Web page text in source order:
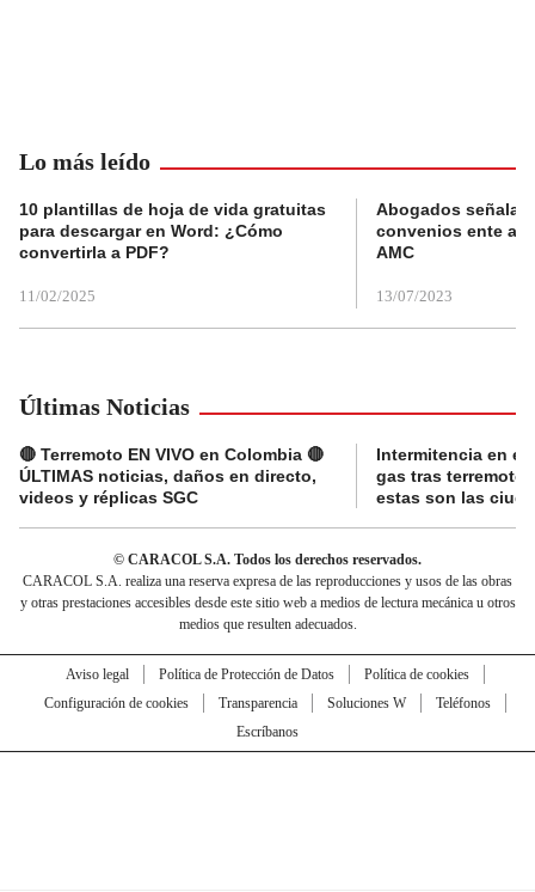
Lo más leído
10 plantillas de hoja de vida gratuitas
para descargar en Word: ¿Cómo
convertirla a PDF?
11/02/2025
Abogados
convenios ente
AMC
13/07/2023
Últimas Noticias
🔴 Terremoto EN VIVO en Colombia 🔴
ÚLTIMAS noticias, daños en directo,
videos y réplicas SGC
Intermitencia en el
gas tras terremoto
estas son las
© CARACOL S.A. Todos los derechos reservados.
CARACOL S.A. realiza una reserva expresa de las reproducciones y usos de las obras
y otras prestaciones accesibles desde este sitio web a medios de lectura mecánica u otros
medios que resulten adecuados.
Aviso legal Política de Protección de Datos
Política de cookies
Configuración de cookies
Transparencia Soluciones W
Teléfonos
Escríbanos